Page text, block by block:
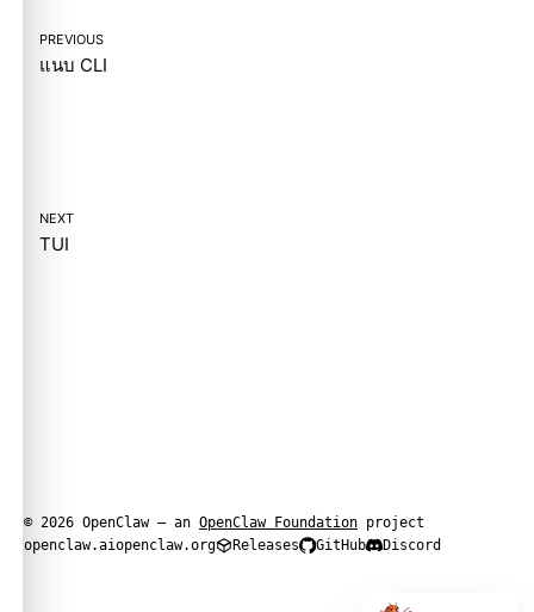
PREVIOUS
แนบ CLI
NEXT
TUI
© 2026 OpenClaw — an OpenClaw Foundation project
openclaw.aiopenclaw.org Releases GitHub Discord